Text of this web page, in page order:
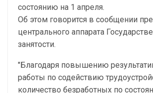
состоянию на 1 апреля.
Об этом говорится в сообщении
центрального аппарата
занятости.
"Благодаря повышению
работы по содействию
количество безработных по